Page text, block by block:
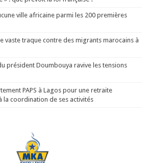
ville africaine parmi les 200 premières
vaste traque contre des migrants marocains à
président Doumbouya ravive les tensions
PAPS à Lagos pour une retraite
la coordination de ses activités